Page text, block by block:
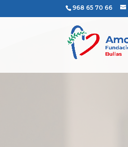
968 65 70 66